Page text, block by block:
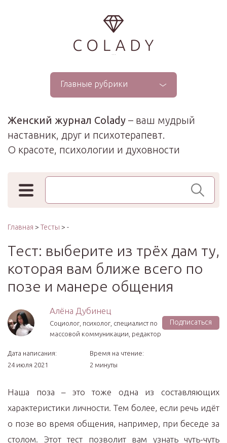
...
Главные рубрики
Женский журнал Colady – ваш мудрый
наставник, друг и психотерапевт.
О красоте, психологии и духовности
Поиск по сайту
Главная > Тесты > -
Тест: выберите из трёх дам ту,
которая вам ближе всего по
позе и манере общения
Алёна Дубинец
Социолог, психолог, специалист по
массовой коммуникации, редактор
Подписаться
Дата написания:
24 июля 2021
Время на чтение:
2 минуты
Наша поза – это тоже одна из составляющих
характеристики личности. Тем более, если речь идёт
о позе во время общения, например, при беседе за
столом. Этот тест позволит вам узнать чуть-чуть